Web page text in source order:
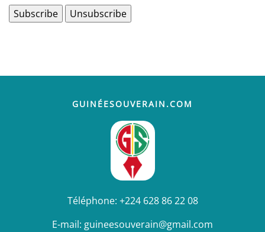
GUINÉESOUVERAIN.COM
Téléphone: +224 628 86 22 08
E-mail: guineesouverain@gmail.com